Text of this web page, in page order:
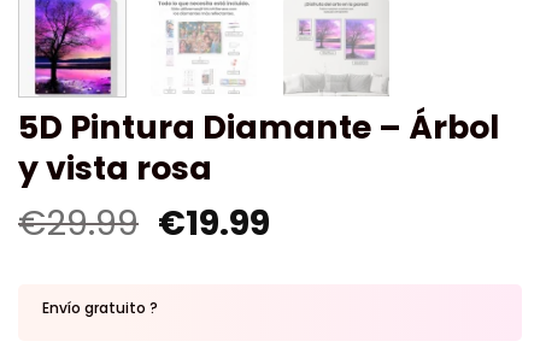
5D Pintura Diamante – Árbol
y vista rosa
€29.99 €19.99
Envío gratuito ?